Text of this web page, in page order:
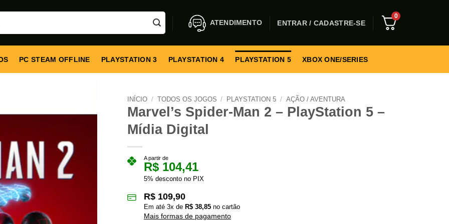
ATENDIMENTO ENTRAR / CADASTRE-SE
0
PC STEAM OFFLINE PLAYSTATION 3 PLAYSTATION 4 PLAYSTATION 5 XBOX ONE/SERIES
INÍCIO / TODOS OS JOGOS / PLAYSTATION 5 / AÇÃO / AVENTURA
Marvel’s Spider-Man 2 – PlayStation 5 –
Mídia Digital
A partir de
R$ 104,41
5% desconto no PIX
R$ 109,90
Em até 3x de R$ 38,85 no cartão
Mais formas de pagamento